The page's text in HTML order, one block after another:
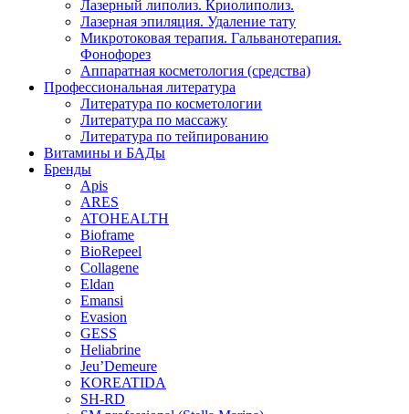
Лазерный липолиз. Криолиполиз.
Лазерная эпиляция. Удаление тату
Микротоковая терапия. Гальванотерапия.
Фонофорез
Аппаратная косметология (средства)
Профессиональная литература
Литература по косметологии
Литература по массажу
Литература по тейпированию
Витамины и БАДы
Бренды
Apis
ARES
ATOHEALTH
Bioframe
BioRepeel
Collagene
Eldan
Emansi
Evasion
GESS
Heliabrine
Jeu’Demeure
KOREATIDA
SH-RD